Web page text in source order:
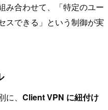
み合わせて、「特定のユー
スできる」という制御が実
、 Client VPN に紐付け